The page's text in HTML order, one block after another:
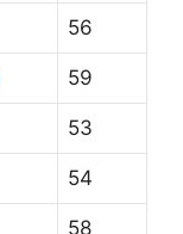
56
59
53
54
58